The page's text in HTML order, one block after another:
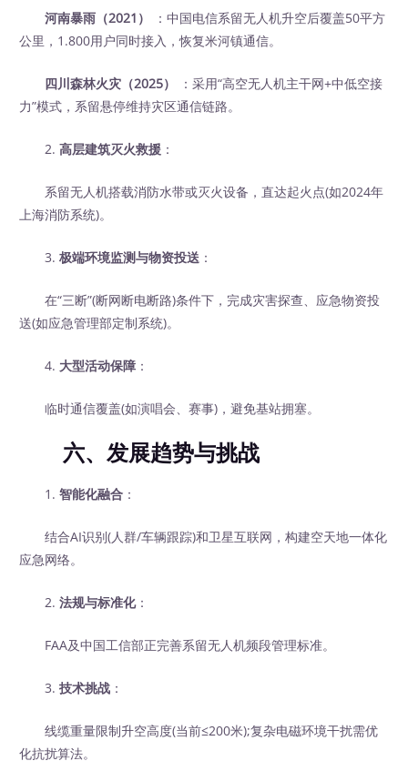
河南暴雨（2021）
：中国电信系留无人机升空后覆盖50平方
公里，1.800用户同时接入，恢复米河镇通信。
四川森林火灾（2025）
：采用“高空无人机主干网+中低空接
力”模式，系留悬停维持灾区通信链路。
2.高层建筑灭火救援 ：
系留无人机搭载消防水带或灭火设备，直达起火点(如2024年
上海消防系统)。
3.极端环境监测与物资投送 ：
在“三断”(断网断电断路)条件下，完成灾害探查、应急物资投
送(如应急管理部定制系统)。
4. 大型活动保障 ：
临时通信覆盖(如演唱会、赛事)，避免基站拥塞。
六、发展趋势与挑战
1.智能化融合 ：
结合AI识别(人群/车辆跟踪)和卫星互联网，构建空天地一体化
应急网络。
2.法规与标准化：
FAA及中国工信部正完善系留无人机频段管理标准。
3.技术挑战 ：
线缆重量限制升空高度(当前≤200米);复杂电磁环境干扰需优
化抗扰算法。